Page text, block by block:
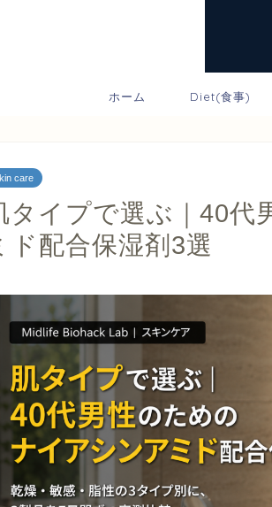
ホーム Diet(食事)
care
タイプで選ぶ｜40代
ド配合保湿剤3選